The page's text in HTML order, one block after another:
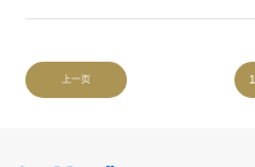
上一页 1